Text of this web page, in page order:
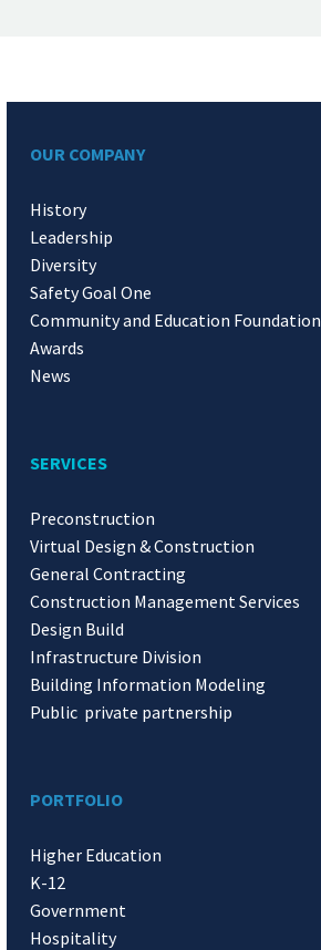
OUR COMPANY
History
Leadership
Diversity
Safety Goal One
Community and Education Foundation
Awards
News
SERVICES
Preconstruction
Virtual Design & Construction
General Contracting
Construction Management Services
Design Build
Infrastructure Division
Building Information Modeling
Public private partnership
PORTFOLIO
Higher Education
K-12
Government
Hospitality